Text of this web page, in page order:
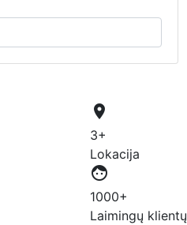
place
3+
Lokacija
face
1000+
Laimingų klientų